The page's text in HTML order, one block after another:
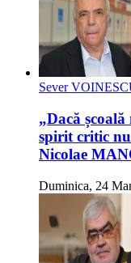
Sever
„Dacă
spirit critic
Nicolae
Duminica, 24